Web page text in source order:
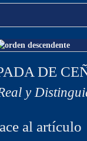
DE
y
al artículo